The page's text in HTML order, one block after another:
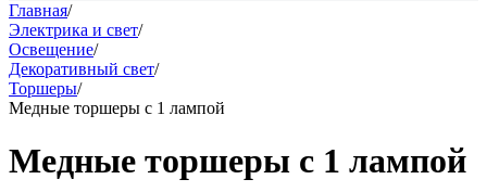
Главная/
Электрика и свет/
Освещение/
Декоративный свет/
Торшеры/
Медные торшеры с 1 лампой
Медные торшеры с 1 лампой